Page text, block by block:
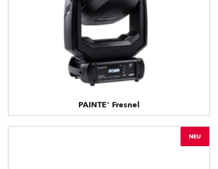
PAINTE® Fresnel
NEU